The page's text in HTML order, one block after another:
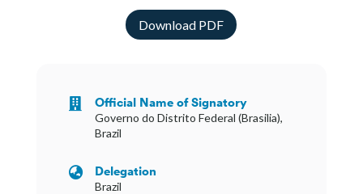
Download PDF
 Official Name of Signatory
Governo do Distrito Federal (Brasilia),
Brazil
 Delegation
Brazil